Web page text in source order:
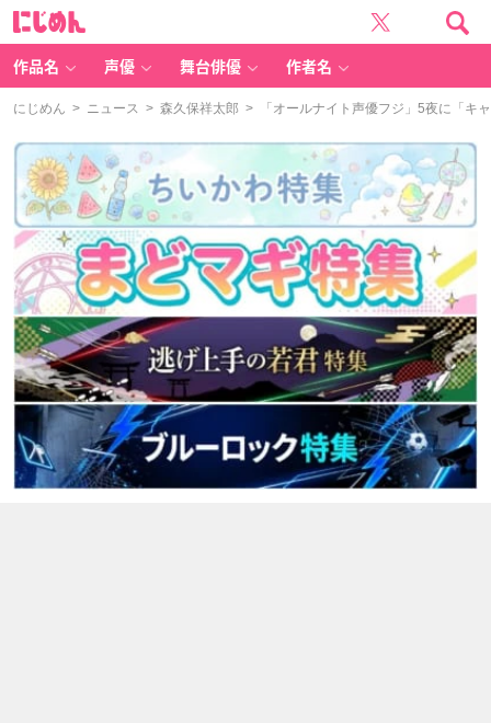
作品名 声優 舞台俳優 作者名
にじめん > ニュース > 森久保祥太郎 > 「オールナイト声優フジ」5夜に「キ